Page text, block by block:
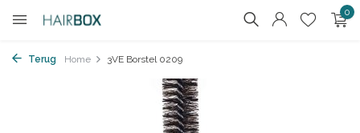
0
Terug Home 3VE Borstel 0209